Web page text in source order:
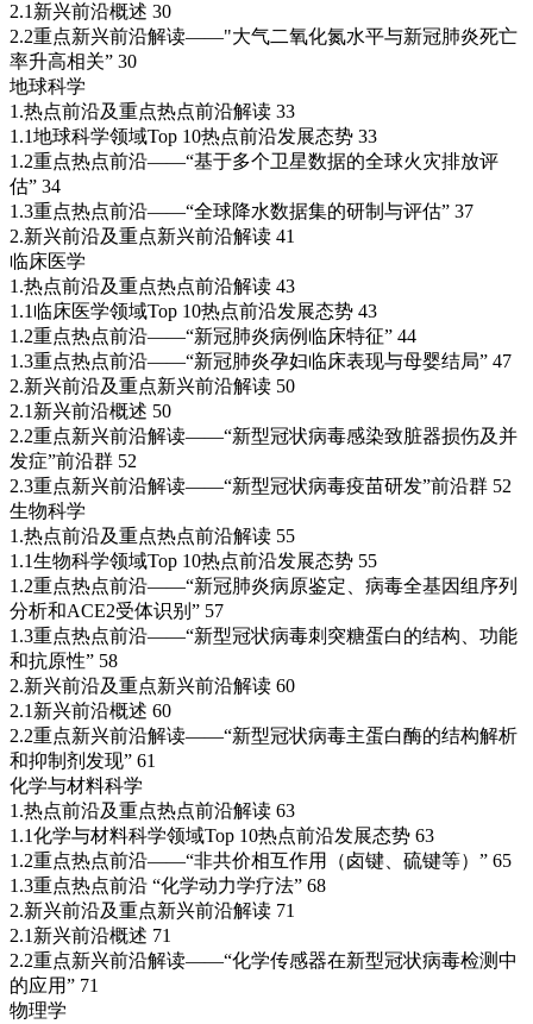
2.1新兴前沿概述 30
2.2重点新兴前沿解读——"大气二氧化氮水平与新冠肺炎死亡
率升高相关” 30
地球科学
1.热点前沿及重点热点前沿解读 33
1.1地球科学领域Top 10热点前沿发展态势 33
1.2重点热点前沿——“基于多个卫星数据的全球火灾排放评
估” 34
1.3重点热点前沿——“全球降水数据集的研制与评估” 37
2.新兴前沿及重点新兴前沿解读 41
临床医学
1.热点前沿及重点热点前沿解读 43
1.1临床医学领域Top 10热点前沿发展态势 43
1.2重点热点前沿——“新冠肺炎病例临床特征” 44
1.3重点热点前沿——“新冠肺炎孕妇临床表现与母婴结局” 47
2.新兴前沿及重点新兴前沿解读 50
2.1新兴前沿概述 50
2.2重点新兴前沿解读——“新型冠状病毒感染致脏器损伤及并
发症”前沿群 52
2.3重点新兴前沿解读——“新型冠状病毒疫苗研发”前沿群 52
生物科学
1.热点前沿及重点热点前沿解读 55
1.1生物科学领域Top 10热点前沿发展态势 55
1.2重点热点前沿——“新冠肺炎病原鉴定、病毒全基因组序列
分析和ACE2受体识别” 57
1.3重点热点前沿——“新型冠状病毒刺突糖蛋白的结构、功能
和抗原性” 58
2.新兴前沿及重点新兴前沿解读 60
2.1新兴前沿概述 60
2.2重点新兴前沿解读——“新型冠状病毒主蛋白酶的结构解析
和抑制剂发现” 61
化学与材料科学
1.热点前沿及重点热点前沿解读 63
1.1化学与材料科学领域Top 10热点前沿发展态势 63
1.2重点热点前沿——“非共价相互作用（卤键、硫键等）” 65
1.3重点热点前沿 “化学动力学疗法” 68
2.新兴前沿及重点新兴前沿解读 71
2.1新兴前沿概述 71
2.2重点新兴前沿解读——“化学传感器在新型冠状病毒检测中
的应用” 71
物理学